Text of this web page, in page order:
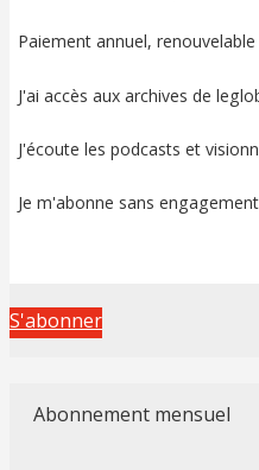
Paiement annuel,
J'ai accès aux archives de
J'écoute les podcasts et
Je m'abonne sans engagement
S'abonner
Abonnement mensuel